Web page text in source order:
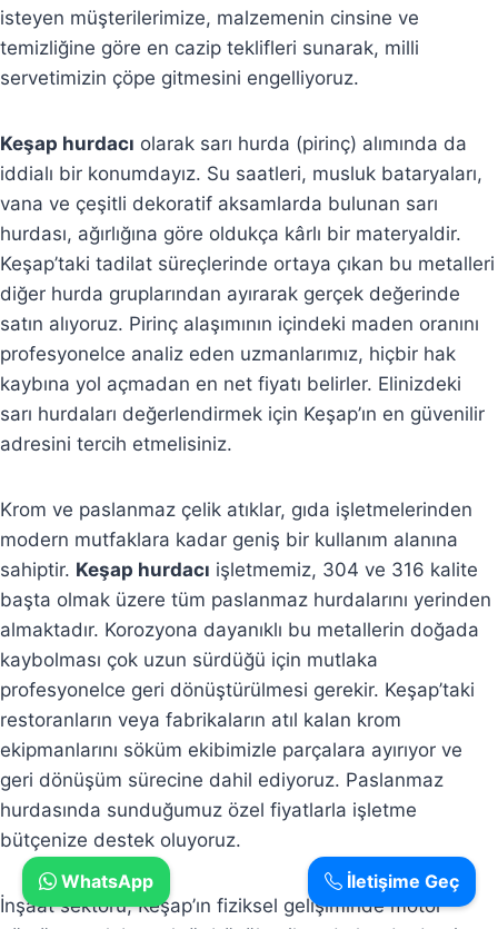
isteyen müşterilerimize, malzemenin cinsine ve
temizliğine göre en cazip teklifleri sunarak, milli
servetimizin çöpe gitmesini engelliyoruz.
Keşap hurdacı olarak sarı hurda (pirinç) alımında da
iddialı bir konumdayız. Su saatleri, musluk bataryaları,
vana ve çeşitli dekoratif aksamlarda bulunan sarı
hurdası, ağırlığına göre oldukça kârlı bir materyaldir.
Keşap’taki tadilat süreçlerinde ortaya çıkan bu metalleri
diğer hurda gruplarından ayırarak gerçek değerinde
satın alıyoruz. Pirinç alaşımının içindeki maden oranını
profesyonelce analiz eden uzmanlarımız, hiçbir hak
kaybına yol açmadan en net fiyatı belirler. Elinizdeki
sarı hurdaları değerlendirmek için Keşap’ın en güvenilir
adresini tercih etmelisiniz.
Krom ve paslanmaz çelik atıklar, gıda işletmelerinden
modern mutfaklara kadar geniş bir kullanım alanına
sahiptir. Keşap hurdacı işletmemiz, 304 ve 316 kalite
başta olmak üzere tüm paslanmaz hurdalarını yerinden
almaktadır. Korozyona dayanıklı bu metallerin doğada
kaybolması çok uzun sürdüğü için mutlaka
profesyonelce geri dönüştürülmesi gerekir. Keşap’taki
restoranların veya fabrikaların atıl kalan krom
ekipmanlarını söküm ekibimizle parçalara ayırıyor ve
geri dönüşüm sürecine dahil ediyoruz. Paslanmaz
hurdasında sunduğumuz özel fiyatlarla işletme
bütçenize destek oluyoruz.
İnşaat sektörü, Keşap’ın fiziksel gelişiminde motor
İletişime Geç
WhatsApp